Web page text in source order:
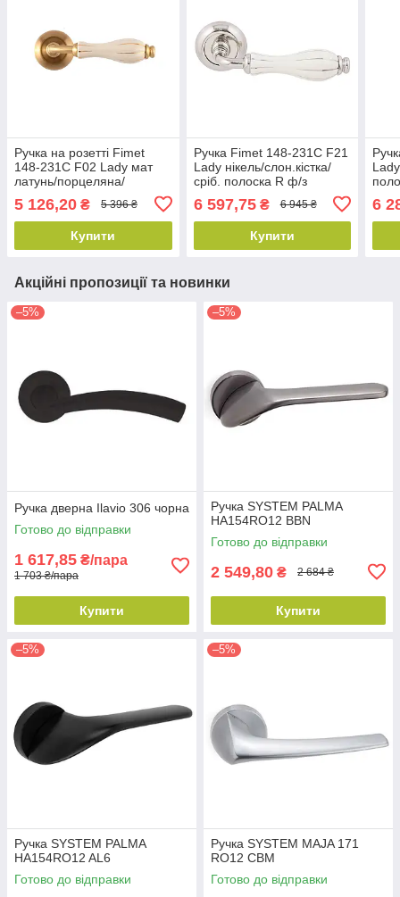
Ручка на розетті Fimet
148-231C F02 Lady мат
латунь/порцеляна/
смужка R ф/з
5 126,20 ₴ 5 396 ₴
Купити
Ручка Fimet 148-231C F21
Lady нікель/слон.кістка/
сріб. полоска R ф/з
6 597,75₴ 6 945 ₴
Купити
6
Акційні пропозиції та новинки
–5%
Ручка дверна Ilavio 306 чорна
Готово до відправки
1 617,85 ₴/пара
1 703 ₴/пара
Купити
–5%
Ручка SYSTEM PALMA
HA154RO12 BBN
Готово до відправки
2 549,80 ₴ 2 684 ₴
Купити
–5%
Ручка SYSTEM PALMA
HA154RO12 AL6
Готово до відправки
–5%
Ручка SYSTEM MAJA 171
RO12 CBM
Готово до відправки